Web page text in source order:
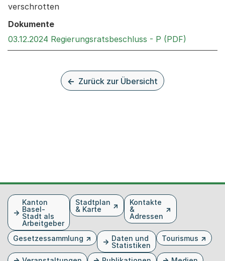
verschrotten
Dokumente
03.12.2024 Regierungsratsbeschluss - P (PDF)
Zurück zur Übersicht
FusszeileKanton
Basel-
Stadt als
Arbeitgeber
Stadtplan
& Karte
Kontakte
&
Adressen
Gesetzessammlung
Daten und
Statistiken
Tourismus